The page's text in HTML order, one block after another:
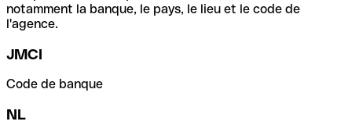
notamment la banque, le pays, le lieu et le code de
l'agence.
JMCI
Code de banque
NL